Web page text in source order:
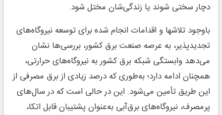
دچار سختی شوند یا زندگی‌شان مختل شود.
باوجود تلاشها و اقدامات انجام شده برای توسعه نیروگاه‌های
تجدیدپذیر، به عرصه صنعت برق کشور، بررسی‌ها نشان
می‌دهد وابستگی شبکه برق کشور به نیروگاه‌های حرارتی،
همچنان ادامه دارد؛ به‌طوری که درصد زیادی از برق مصرفی از
این طریق تأمین می‌شود. این در حالی است که در سال‌های
پرمصرف، نیروگاه‌های برق‌آبی به‌عنوان پشتیبان قابل اتکا،